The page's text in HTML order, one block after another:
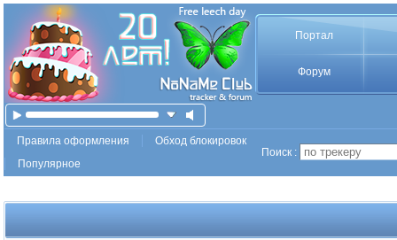
Портал
Форум
Правила оформления
Обход блокировок
Популярное
Поиск :